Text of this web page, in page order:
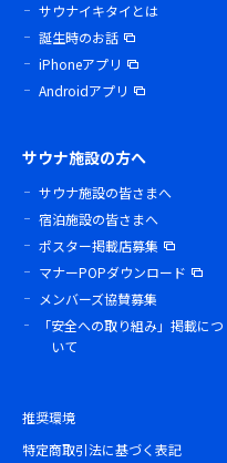
サウナイキタイとは
誕生時のお話
iPhoneアプリ
Androidアプリ
サウナ施設の方へ
サウナ施設の皆さまへ
宿泊施設の皆さまへ
ポスター掲載店募集
マナーPOPダウンロード
メンバーズ協賛募集
「安全への取り組み」掲載につ
いて
推奨環境
特定商取引法に基づく表記